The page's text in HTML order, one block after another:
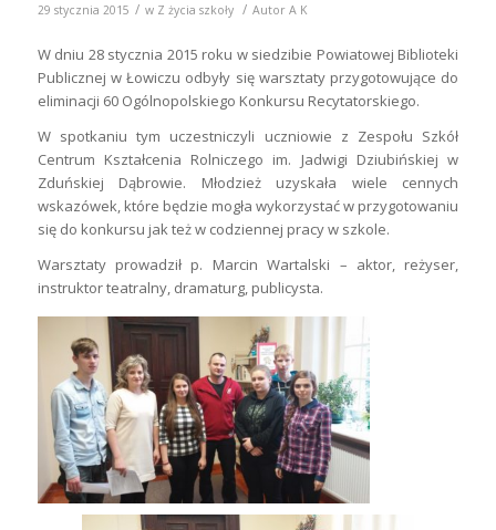
29 stycznia 2015 / w Z życia szkoły / Autor A K
W dniu 28 stycznia 2015 roku w siedzibie Powiatowej Biblioteki
Publicznej w Łowiczu odbyły się warsztaty przygotowujące do
eliminacji 60 Ogólnopolskiego Konkursu Recytatorskiego.
W spotkaniu tym uczestniczyli uczniowie z Zespołu Szkół
Centrum Kształcenia Rolniczego im. Jadwigi Dziubińskiej w
Zduńskiej Dąbrowie. Młodzież uzyskała wiele cennych
wskazówek, które będzie mogła wykorzystać w przygotowaniu
się do konkursu jak też w codziennej pracy w szkole.
Warsztaty prowadził p. Marcin Wartalski – aktor, reżyser,
instruktor teatralny, dramaturg, publicysta.